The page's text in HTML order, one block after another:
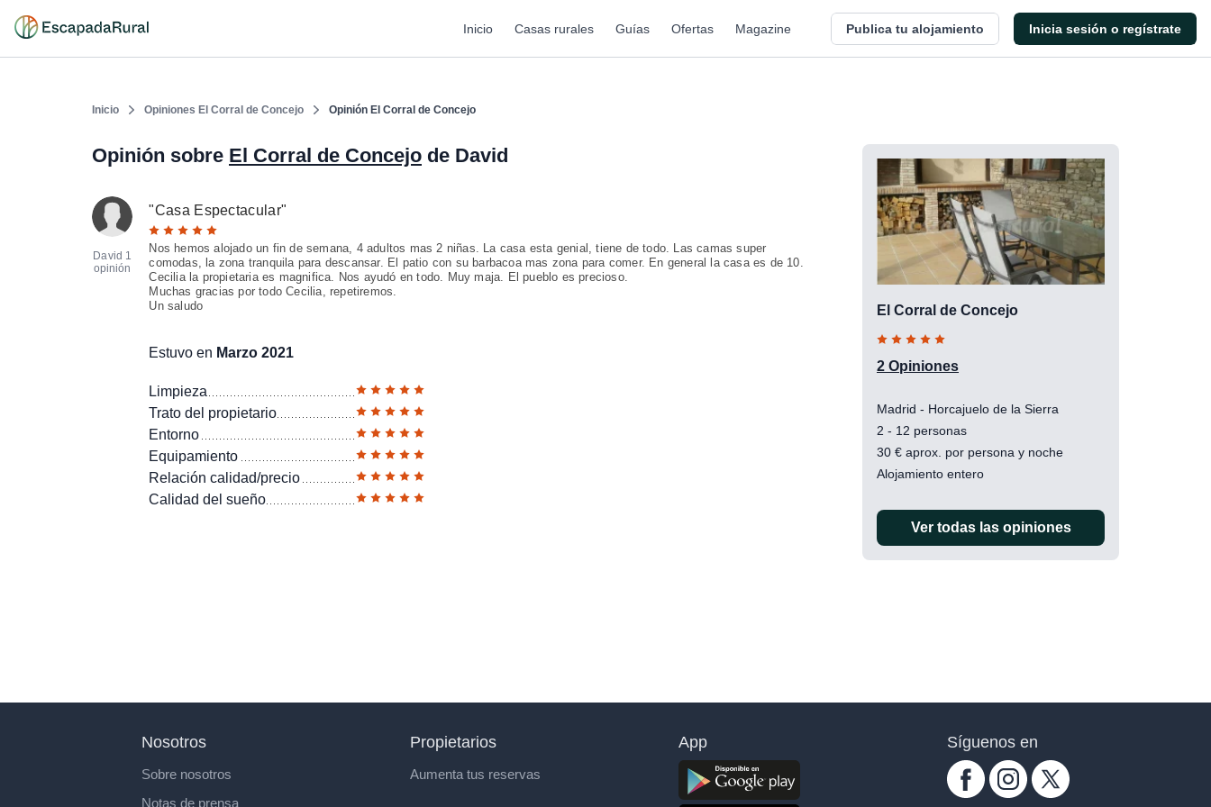
Inicio Casas rurales Guías Ofertas Magazine Publica tu alojamiento Inicia sesión o regístrate
Inicio Opiniones El Corral de Concejo Opinión El Corral de Concejo
Opinión sobre El Corral de Concejo de David
David 1
opinión
"Casa Espectacular"
Nos hemos alojado un fin de semana, 4 adultos mas 2 niñas. La casa esta genial, tiene de todo. Las camas super
comodas, la zona tranquila para descansar. El patio con su barbacoa mas zona para comer. En general la casa es de 10.
Cecilia la propietaria es magnifica. Nos ayudó en todo. Muy maja. El pueblo es precioso.
Muchas gracias por todo Cecilia, repetiremos.
Un saludo
Estuvo en Marzo 2021
Limpieza
Trato del propietario
Entorno
Equipamiento
Relación calidad/precio
Calidad del sueño
El Corral de Concejo
2 Opiniones
Madrid - Horcajuelo de la Sierra
2 - 12 personas
30 € aprox. por persona y noche
Alojamiento entero
Ver todas las opiniones
Nosotros
Sobre nosotros
Notas de prensa
Propietarios
Aumenta tus reservas
App Síguenos en